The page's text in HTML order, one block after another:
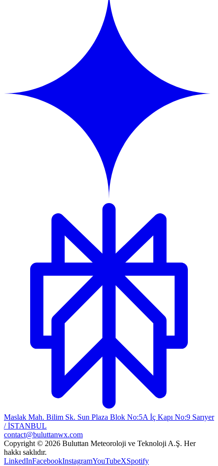
Maslak Mah. Bilim Sk. Sun Plaza Blok No:5A İç Kapı No:9 Sarıyer
/ İSTANBUL
contact@buluttanwx.com
Copyright © 2026 Buluttan Meteoroloji ve Teknoloji A.Ş. Her
hakkı saklıdır.
LinkedInFacebookInstagramYouTubeXSpotify